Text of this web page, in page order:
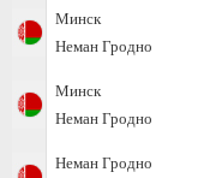
Минск
Неман Гродно
Минск
Неман Гродно
Неман Гродно